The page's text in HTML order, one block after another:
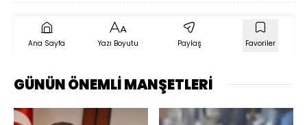
Ana Sayfa Yazı Boyutu Paylaş Favoriler
GÜNÜN ÖNEMLİ MANŞETLERİ